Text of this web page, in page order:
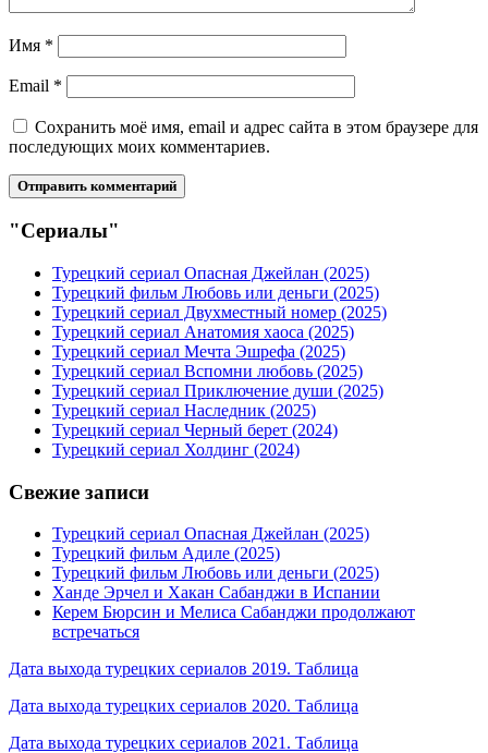
Имя *
Email *
Сохранить моё имя, email и адрес сайта в этом браузере для
последующих моих комментариев.
"Сериалы"
Турецкий сериал Опасная Джейлан (2025)
Турецкий фильм Любовь или деньги (2025)
Турецкий сериал Двухместный номер (2025)
Турецкий сериал Анатомия хаоса (2025)
Турецкий сериал Мечта Эшрефа (2025)
Турецкий сериал Вспомни любовь (2025)
Турецкий сериал Приключение души (2025)
Турецкий сериал Наследник (2025)
Турецкий сериал Черный берет (2024)
Турецкий сериал Холдинг (2024)
Свежие записи
Турецкий сериал Опасная Джейлан (2025)
Турецкий фильм Адиле (2025)
Турецкий фильм Любовь или деньги (2025)
Ханде Эрчел и Хакан Сабанджи в Испании
Керем Бюрсин и Мелиса Сабанджи продолжают
встречаться
Дата выхода турецких сериалов 2019. Таблица
Дата выхода турецких сериалов 2020. Таблица
Дата выхода турецких сериалов 2021. Таблица